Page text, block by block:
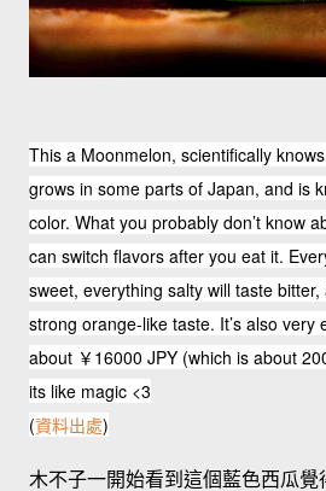
This a Moonmelon, scientifically
grows in some parts of Japan, and is
color. What you probably don’t know
can switch flavors after you eat it.
sweet, everything salty will taste
strong orange-like taste. It’s also
about ￥16000 JPY (which is about
its like magic <3
(資料出處)
木不子一開始看到這個藍色西瓜